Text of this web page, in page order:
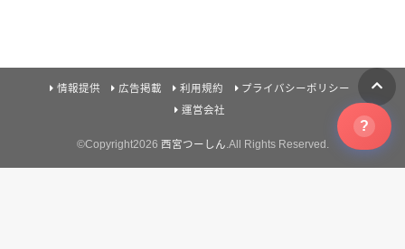
情報提供 広告掲載 利用規約
プライバシーポリシー
運営会社
©Copyright2026 西宮つーしん .All Rights Reserved.
?